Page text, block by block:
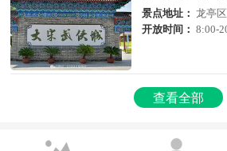
景点地址： 龙亭
开放时间： 8:00-
查看全部